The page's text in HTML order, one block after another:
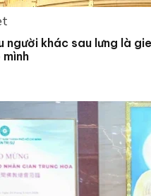
người khác sau lưng là